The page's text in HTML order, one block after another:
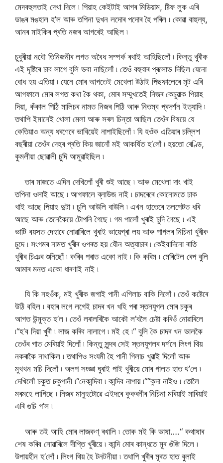
মেদবহুলতাই দেখা দিলে ৷ পিয়াহ কেইটাই আগৰ মিডিয়াম, ষ্টিফ লুক এৰি
ডাঙৰ মঙহাল হ’ল আৰু তপিনা দুখন লদোৰ পদোৰ হৈ পৰিল ৷ কোৱা বাহুল্য,
আনৰ মাইকিৰ প্ৰতি নজৰ আগৰেই আছিল ৷
চুবুৰীয়া নবৌ তিনিজনীৰ লগত অবৈধ সম্পৰ্ক ৰখাই আহিছিলোঁ ৷ কিন্তু খুৰীক
এই দৃষ্টিৰে চাব লাগে বুলি ভবা নাছিলোঁ ৷ তেওঁ বহুবাৰ প্ৰলোভ দিছিল যেনো
বোধ হয় এতিয়া ৷ যেনে মোৰ আগতেই মেখেলা উঠাই পিছফালেৰে মূট এৰি
আগফালে মোৰ লগত কথা কৈ থকা, মোৰ সম্মুখতেই নিজৰ কেচুৱাক পিয়াহ
দিয়া, কঁকাল পিঠি মালিচৰ নামত নিজৰ পিঠি আৰু নিতম্ব প্ৰদৰ্শন ইত্যাদি ৷
তথাপি ইমানেই খোলা মেলা আৰু সৰল চিন্তা আছিল তেওঁৰ বিষয়ে যে
কেতিয়াও অন্য ধৰণেৰে ভাবিয়েই নাপাইছিলোঁ ৷ যি হওঁক এতিয়াৰ চল্লিশ
বছৰীয়া তেওঁৰ দেহৰ প্ৰতি কিয় জানোঁ মই আকৰ্ষিত হ’লোঁ ৷ হয়তো ৰেণ্ডি,
কুমলীয়া ছোৱালী চুদি আমুৱাইছিল ৷
তাৰ মাজতে এদিন দেখিলোঁ খুৰী শুই আছে ৷ আৰু মেখেলা দাং খাই
তপিনা ওলাই আছে ৷ আগফালে ব্লাউজ নাই ৷ চাদৰেৰে কোনোমতে ঢাক
খাই আছে পিয়াহ দুটা ৷ চুলি আউলি বাউলি ৷ এখন হাতেৰে তলপেটত ধৰি
আছে আৰু তেনেকৈয়ে টোপনি গৈছে ৷ গম পালোঁ খুৰাই চুদি গৈছে ৷ এই
ভাটি বয়সত দেহাৰে নোৱাৰিলে খুৰাই ভায়েগ্ৰা লয় আৰু পাগলৰ নিচিনা খুৰীক
চুদে ৷ সংগমৰ নামত খুৰীৰ ওপৰত হয় যৌন অত্যাচাৰ ৷ কেইবাদিনো ৰাতি
খুৰীৰ চিঞৰ শুনিছোঁ ৷ কৰিব পৰাত একো নাই ৷ কি কৰিম ৷ মেৰিটেল ৰেপ বুলি
আমাৰ মনত একো ধাৰণাই নাই ৷
যি কি নহওঁক, মই খুৰীক জগাই পানী এগিলাচ বাকি দিলোঁ ৷ তেওঁ কষ্টেৰে
উঠি বহিল ৷ বহাৰ লগে লগেই চাদৰ খন খহি পৰা স্তনযুগল মোৰ চকুৰ
আগত উন্মুক্ত হ’ল ৷ তেওঁ লৰালৰিকৈ আকৌ ল’বলৈ চেষ্টা কৰিওঁ নোৱাৰিলে
৷“হ’ব দিয়া খুৰী ৷ লাজ কৰিব নালাগে ৷ মই হে ৷“ বুলি কৈ চাদৰ খন ভালকৈ
তেওঁৰ গাত মেৰিয়াই দিলোঁ ৷ কিন্তু সুন্দৰ সেই স্তনযুগলৰ দৰ্শনে লিংগ থিয়
নকৰাকৈ নাথাকিল ৷ তথাপিও সংযমী হৈ পানী গিলাচ খুৱাই দিলোঁ আৰু
মুখখন মচি দিলোঁ ৷ অলপ সংজ্ঞা ঘুৰাই পাই খুৰীয়ে মোৰ গালত হাত থ’লে ৷
দেখিলোঁ চকুত চকুপানী ৷“নেকান্দিবা ৷ কান্দিব নাপায় ৷““কন্দা নাইও ৷ তোলৈ
মৰমহে লাগিছে ৷ নিজৰ মানুহটোৱে এইদৰে কুকৰনীৰ নিচিনা মৰিয়াই মাৰিয়াই
এৰি গুচি গ’ল ৷
আৰু তই আহি মোৰ লাজকণ্ ৰখালি ৷ তোক মই কি ভাষা….“ কথাষাৰ
শেষ কৰিব নোৱাৰিলে দীপ্তি খুৰীয়ে ৷ কান্দি মোৰ কান্ধতে মূৰ গুঁজি দিলে ৷
উপায়হীন হ’লোঁ ৷ লিংগ থিয় হৈ টনটনীয়া ৷ তথাপি খুৰীৰ মূৰত হাত বুলাই